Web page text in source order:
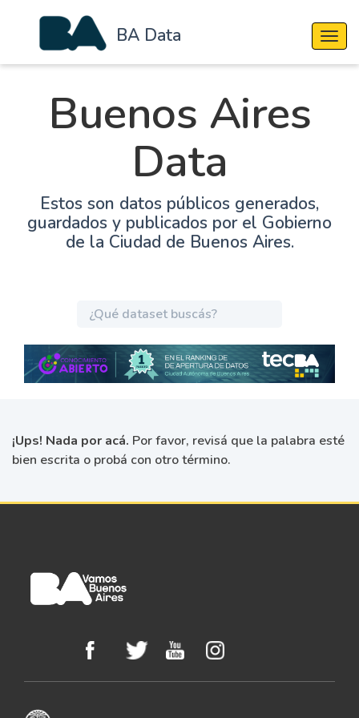
BA Data
Buenos Aires
Data
Estos son datos públicos generados,
guardados y publicados por el Gobierno
de la Ciudad de Buenos Aires.
¡Ups! Nada por acá. Por favor, revisá que la palabra esté
bien escrita o probá con otro término.